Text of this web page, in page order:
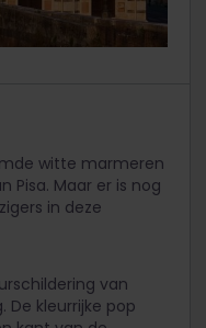
witte marmeren
Pisa. Maar er is nog
in deze
van
De kleurrijke pop